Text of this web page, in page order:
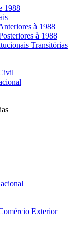
1988
à 1988
à 1988
Transitórias
Exterior